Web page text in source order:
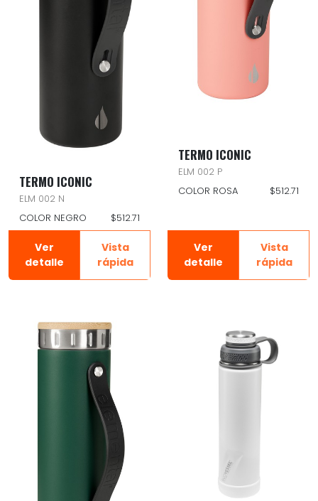
TERMO ICONIC
ELM 002 N
COLOR NEGRO
$512.71
Ver
detalle
Vista
rápida
TERMO ICONIC
ELM 002 P
COLOR ROSA
$512.71
Ver
detalle
Vista
rápida